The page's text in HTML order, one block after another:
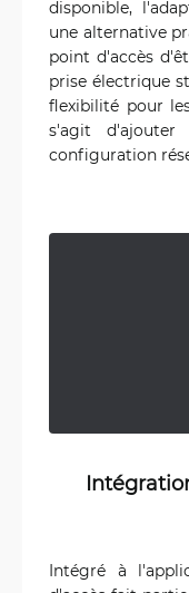
disponible,
une alternative
point d'accès
prise électrique
flexibilité pour
s'agit
configuration
Intégré à